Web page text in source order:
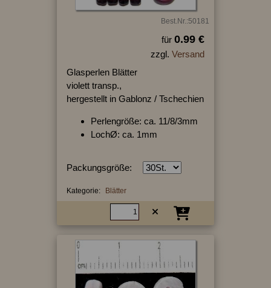
Best.Nr.:50181
für 0.99 €
zzgl. Versand
Glasperlen Blätter
violett transp.,
hergestellt in Gablonz / Tschechien
Perlengröße: ca. 11/8/3mm
LochØ: ca. 1mm
Packungsgröße:
Kategorie: Blätter